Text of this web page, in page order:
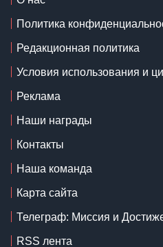
Политика
Редакционная политика
Условия использования и
Реклама
Наши награды
Контакты
Наша команда
Карта сайта
Телеграф: Миссия и
RSS лента